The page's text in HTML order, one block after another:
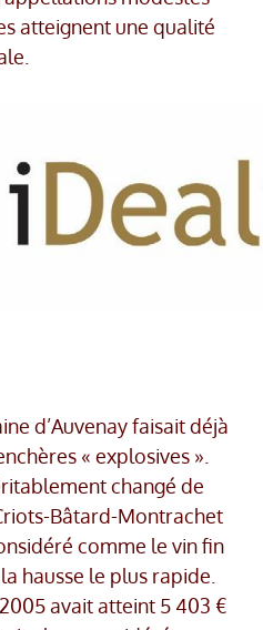
atteignent une qualité
d’Auvenay faisait déjà
« explosives ».
changé de
Bâtard-Montrachet
comme le vin fin
hausse le plus rapide.
avait atteint 5 403 €